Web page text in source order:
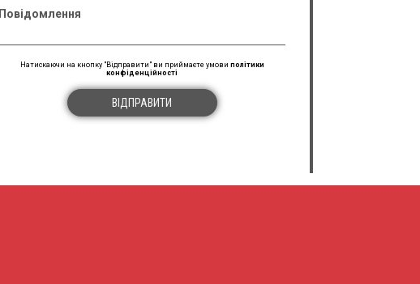
Повідомлення
Натискаючи на кнопку "Відправити" ви приймаєте умови політики
конфіденційності
ВІДПРАВИТИ